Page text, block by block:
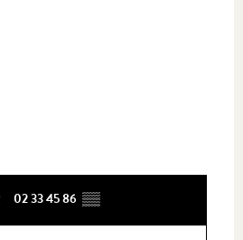
02 33 45 86 ▒▒